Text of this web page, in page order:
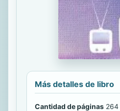
Más detalles de libro
Cantidad de páginas 264